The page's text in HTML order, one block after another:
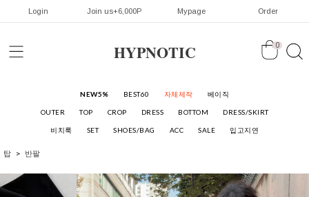
Login Join us+6,000P Mypage Order
HYPNOTIC 0
NEW5% BEST60 자체제작 베이직
OUTER TOP CROP DRESS BOTTOM DRESS/SKIRT
비치룩 SET SHOES/BAG ACC SALE 입고지연
탑 반팔